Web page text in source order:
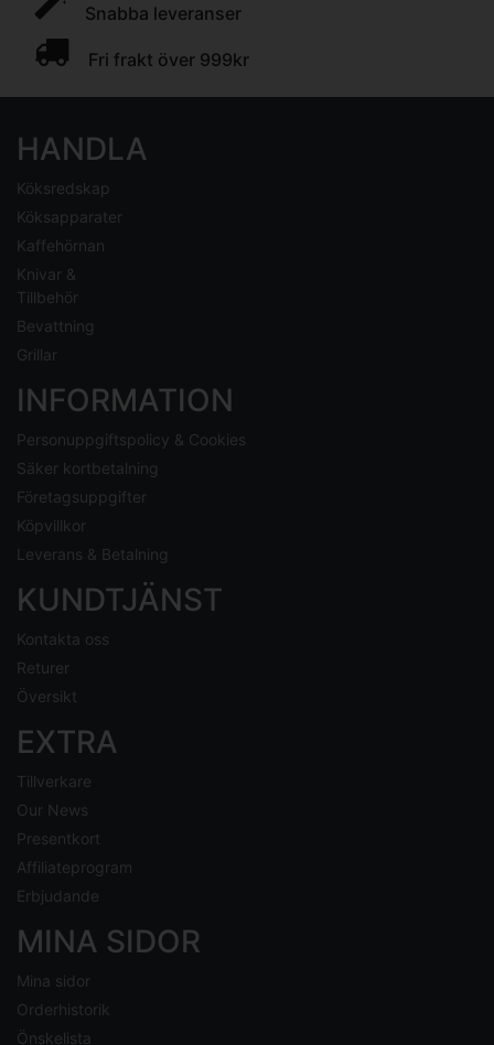
Snabba leveranser
Fri frakt över 999kr
HANDLA
Köksredskap
Köksapparater
Kaffehörnan
Knivar &
Tillbehör
Bevattning
Grillar
INFORMATION
Personuppgiftspolicy & Cookies
Säker kortbetalning
Företagsuppgifter
Köpvillkor
Leverans & Betalning
KUNDTJÄNST
Kontakta oss
Returer
Översikt
EXTRA
Tillverkare
Our News
Presentkort
Affiliateprogram
Erbjudande
MINA SIDOR
Mina sidor
Orderhistorik
Önskelista